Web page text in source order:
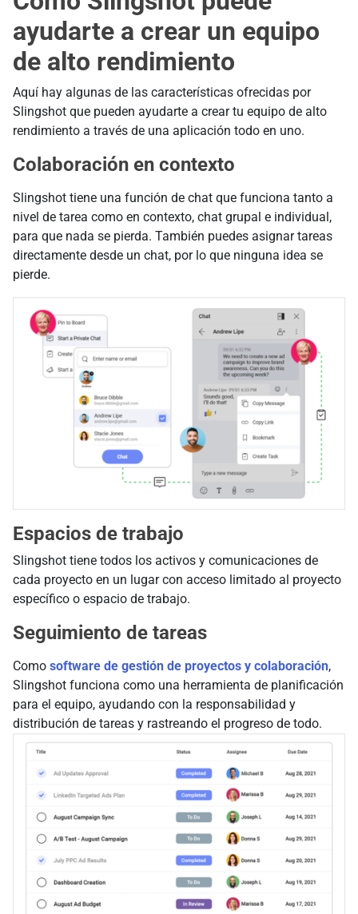
ayudarte a crear un equipo
de alto rendimiento
Aquí hay algunas de las características ofrecidas por
Slingshot que pueden ayudarte a crear tu equipo de alto
rendimiento a través de una aplicación todo en uno.
Colaboración en contexto
Slingshot tiene una función de chat que funciona tanto a
nivel de tarea como en contexto, chat grupal e individual,
para que nada se pierda. También puedes asignar tareas
directamente desde un chat, por lo que ninguna idea se
pierde.
Espacios de trabajo
Slingshot tiene todos los activos y comunicaciones de
cada proyecto en un lugar con acceso limitado al proyecto
específico o espacio de trabajo.
Seguimiento de tareas
Como software de gestión de proyectos y colaboración,
Slingshot funciona como una herramienta de planificación
para el equipo, ayudando con la responsabilidad y
distribución de tareas y rastreando el progreso de todo.